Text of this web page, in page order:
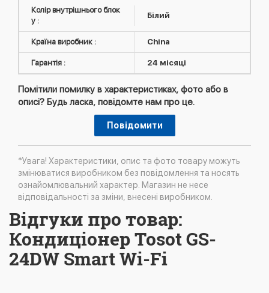
Колір внутрішнього блок
у :
Білий
Країна виробник : China
Гарантія : 24 місяці
Помітили помилку в характеристиках, фото або в
описі? Будь ласка, повідомте нам про це.
Повідомити
*Увага! Характеристики, опис та фото товару можуть
змінюватися виробником без повідомлення та носять
ознайомлювальний характер. Магазин не несе
відповідальності за зміни, внесені виробником.
Відгуки про товар:
Кондиціонер Tosot GS-
24DW Smart Wi-Fi